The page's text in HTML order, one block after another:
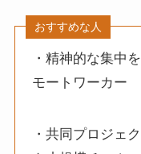
おすすめな人
・精神的な集中
モートワーカー
・共同プロジェ